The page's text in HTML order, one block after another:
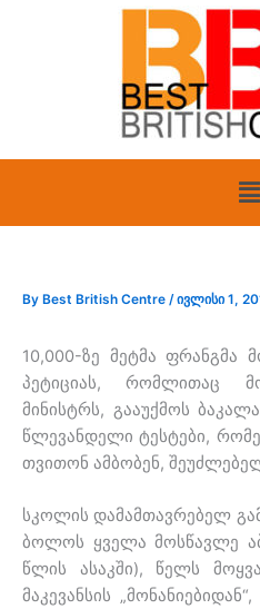
By Best British Centre /ივლისი 1,
10,000-ზე მეტმა ფრანგმა
პეტიციას, რომლითაც
მინისტრს, გააუქმოს
წლევანდელი ტესტები,
თვითონ ამბობენ,
სკოლის დამამთავრებელ
ბოლოს ყველა მოსწავლე
წლის ასაკში), წელს
მაკევანსის